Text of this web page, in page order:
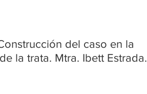
del caso en la
la trata. Mtra. Ibett Estrada.